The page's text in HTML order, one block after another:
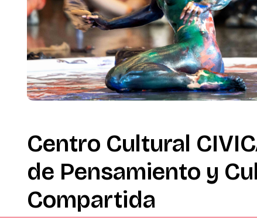
Centro Cultural
de Pensamiento y
Compartida